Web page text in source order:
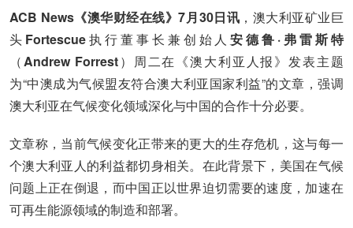
ACB News《澳华财经在线》7月30日讯 ，澳大利亚矿业巨
头 Fortescue执行董事长兼创始人安德鲁·弗雷斯特
（Andrew Forrest）周二在《澳大利亚人报》发表主题
为“中澳成为气候盟友符合澳大利亚国家利益”的文章，强调
澳大利亚在气候变化领域深化与中国的合作十分必要。
文章称，当前气候变化正带来的更大的生存危机，这与每一
个澳大利亚人的利益都切身相关。在此背景下，美国在气候
问题上正在倒退，而中国正以世界迫切需要的速度，加速在
可再生能源领域的制造和部署。